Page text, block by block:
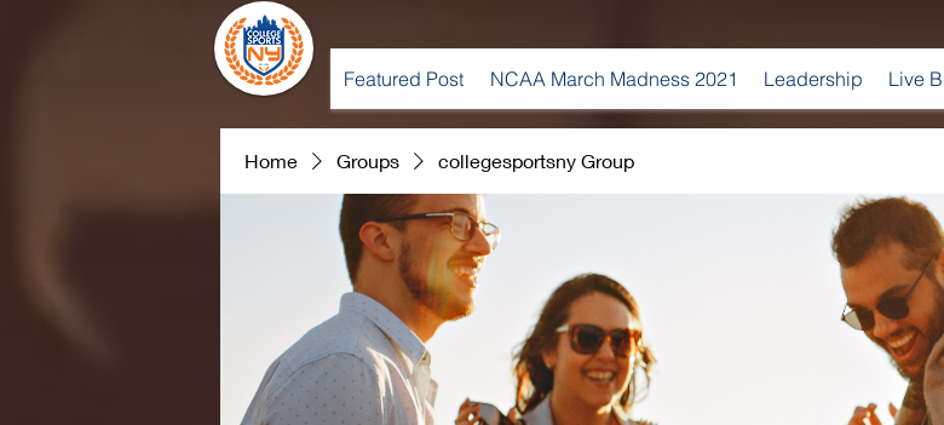
Featured Post NCAA March Madness 2021 Leadership Live
Home Groups collegesportsny Group